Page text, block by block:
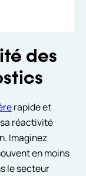
des
rapide et
réactivité
Imaginez
en moins
le secteur